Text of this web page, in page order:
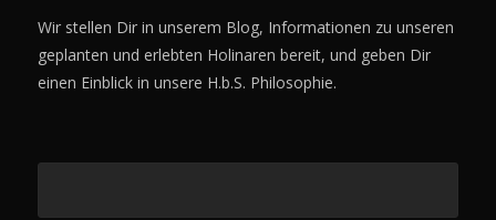
Wir stellen Dir in unserem Blog, Informationen zu unseren
geplanten und erlebten Holinaren bereit, und geben Dir
einen Einblick in unsere H.b.S. Philosophie.